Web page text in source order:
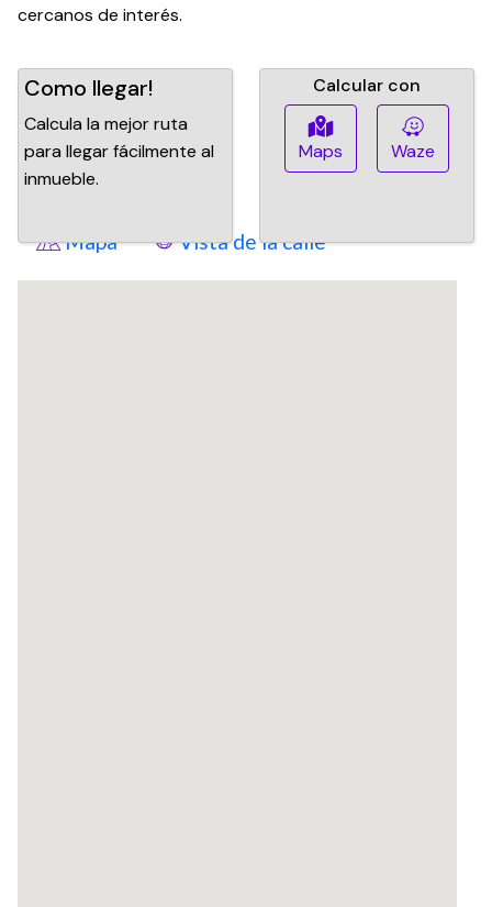
cercanos de interés.
Como llegar!
Calcula la mejor ruta
para llegar fácilmente al
inmueble.
Calcular con
Maps Waze
Mapa Vista de la calle